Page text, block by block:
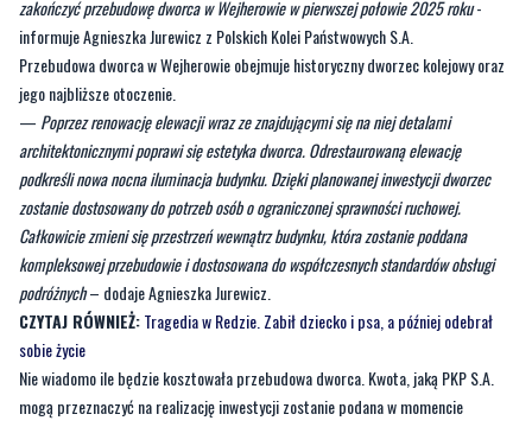
jego najbliższe otoczenie.
—Poprzez renowację elewacji wraz ze znajdującymi się na niej detalami
architektonicznymi poprawi się estetyka dworca. Odrestaurowaną elewację
podkreśli nowa nocna iluminacja budynku. Dzięki planowanej inwestycji dworzec
zostanie dostosowany do potrzeb osób o ograniczonej sprawności ruchowej.
Całkowicie zmieni się przestrzeń wewnątrz budynku, która zostanie poddana
kompleksowej przebudowie i dostosowana do współczesnych standardów obsługi
podróżnych– dodaje Agnieszka Jurewicz.
CZYTAJ RÓWNIEŻ:Tragedia w Redzie. Zabił dziecko i psa, a później odebrał
sobie życie
Nie wiadomo ile będzie kosztowała przebudowa dworca. Kwota, jaką PKP S.A.
mogą przeznaczyć na realizację inwestycji zostanie podana w momencie
otwarcia ofert w przetargu na wybór wykonawcy prac budowlanych.
[galeria]